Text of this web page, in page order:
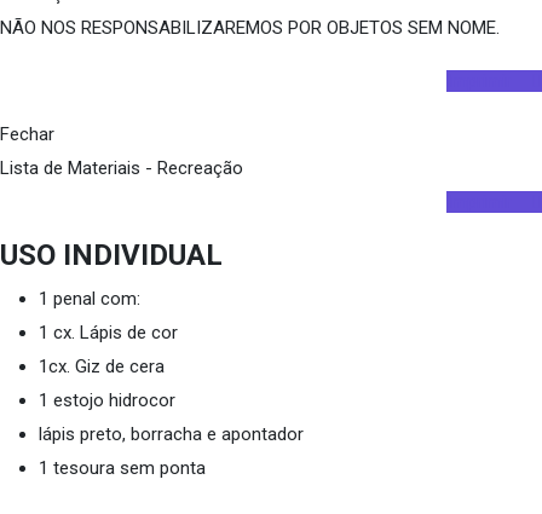
NÃO NOS RESPONSABILIZAREMOS POR OBJETOS SEM NOME.
Fechar
Lista de Materiais - Recreação
USO INDIVIDUAL
1 penal com:
1 cx. Lápis de cor
1cx. Giz de cera
1 estojo hidrocor
lápis preto, borracha e apontador
1 tesoura sem ponta